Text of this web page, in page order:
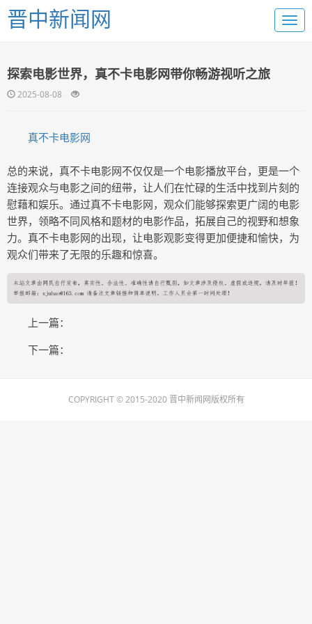
晋中新闻网
探索电影世界，真不卡电影网带你畅游视听之旅
2025-08-08
真不卡电影网
总的来说，真不卡电影网不仅仅是一个电影播放平台，更是一个
连接观众与电影之间的纽带，让人们在忙碌的生活中找到片刻的
慰藉和娱乐。通过真不卡电影网，观众们能够探索更广阔的电影
世界，领略不同风格和题材的电影作品，拓展自己的视野和想象
力。真不卡电影网的出现，让电影观影变得更加便捷和愉快，为
观众们带来了无限的乐趣和惊喜。
上一篇：
下一篇：
COPYRIGHT © 2015-2020 晋中新闻网版权所有